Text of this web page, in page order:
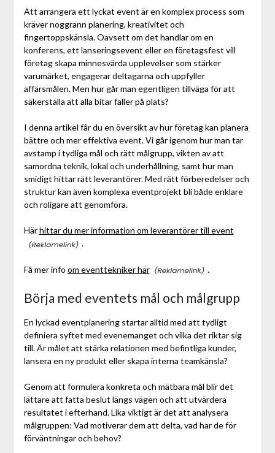
Att arrangera ett lyckat event är en komplex process som
kräver noggrann planering, kreativitet och
fingertoppskänsla. Oavsett om det handlar om en
konferens, ett lanseringsevent eller en företagsfest vill
företag skapa minnesvärda upplevelser som stärker
varumärket, engagerar deltagarna och uppfyller
affärsmålen. Men hur går man egentligen tillväga för att
säkerställa att alla bitar faller på plats?
I denna artikel får du en översikt av hur företag kan planera
bättre och mer effektiva event. Vi går igenom hur man tar
avstamp i tydliga mål och rätt målgrupp, vikten av att
samordna teknik, lokal och underhållning, samt hur man
smidigt hittar rätt leverantörer. Med rätt förberedelser och
struktur kan även komplexa eventprojekt bli både enklare
och roligare att genomföra.
Härhittar du mer information om leverantörer till event
.
Få mer info om eventtekniker här .
Börja med eventets mål och målgrupp
En lyckad eventplanering startar alltid med att tydligt
definiera syftet med evenemanget och vilka det riktar sig
till. Är målet att stärka relationen med befintliga kunder,
lansera en ny produkt eller skapa interna teamkänsla?
Genom att formulera konkreta och mätbara mål blir det
lättare att fatta beslut längs vägen och att utvärdera
resultatet i efterhand. Lika viktigt är det att analysera
målgruppen: Vad motiverar dem att delta, vad har de för
förväntningar och behov?